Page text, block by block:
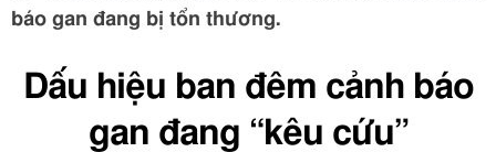
báo gan đang bị tổn thương.
Dấu hiệu ban đêm cảnh báo
gan đang “kêu cứu”